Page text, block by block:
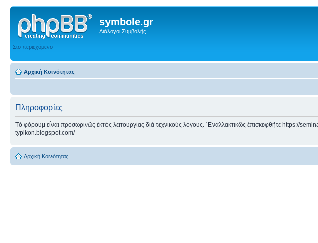
symbole.gr
Διάλογοι Συμβολῆς
Στο περιεχόμενο
Αρχική Κοινότητας
Πληροφορίες
Τὸ φόρουμ εἶναι προσωρινῶς ἐκτὸς λειτουργίας διὰ τεχνικοὺς λόγους. ᾿Εναλλακτικῶς ἐπισκεφθῆτε
typikon.blogspot.com/
Αρχική Κοινότητας